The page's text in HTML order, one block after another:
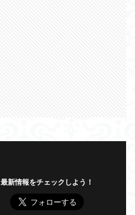
最新情報をチェックしよう！